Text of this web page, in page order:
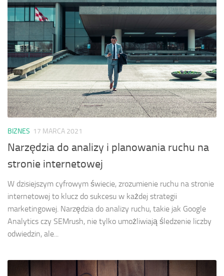
BIZNES 17 MARCA 2021
Narzędzia do analizy i planowania ruchu na
stronie internetowej
W dzisiejszym cyfrowym świecie, zrozumienie ruchu na stronie
internetowej to klucz do sukcesu w każdej strategii
marketingowej. Narzędzia do analizy ruchu, takie jak Google
Analytics czy SEMrush, nie tylko umożliwiają śledzenie liczby
odwiedzin, ale...